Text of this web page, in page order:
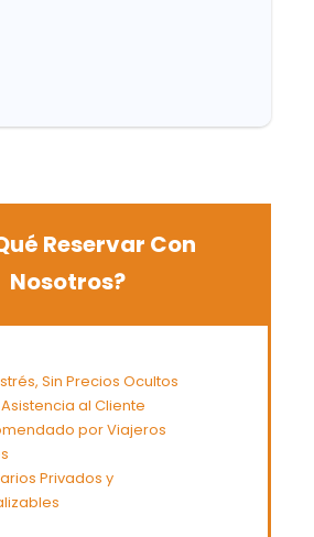
Reservar Con
Nosotros?
Sin Precios Ocultos
al Cliente
por Viajeros
Privados y